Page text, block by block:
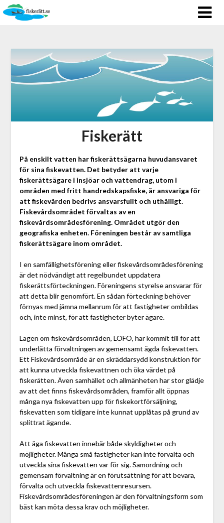
Fiskerätt
På enskilt vatten har fiskerättsägarna huvudansvaret
för sina fiskevatten. Det betyder att varje
fiskerättsägare i insjöar och vattendrag, utom i
områden med fritt handredskapsfiske, är ansvariga för
att fiskevården bedrivs ansvarsfullt och uthålligt.
Fiskevårdsområdet förvaltas av en
fiskevårdsområdesförening. Området utgör den
geografiska enheten. Föreningen består av samtliga
fiskerättsägare inom området.
I en samfällighetsförening eller fiskevårdsområdesförening
är det nödvändigt att regelbundet uppdatera
fiskerättsförteckningen. Föreningens styrelse ansvarar för
att detta blir genomfört. En sådan förteckning behöver
förnyas med jämna mellanrum för att fastigheter ombildas
och, inte minst, för att fastigheter byter ägare.
Lagen om fiskevårdsområden, LOFO, har kommit till för att
underlätta förvaltningen av gemensamt ägda fiskevatten.
Ett Fiskevårdsområde är en skräddarsydd konstruktion för
att kunna utveckla fiskevattnen och öka värdet på
fiskerätten. Även samhället och allmänheten har stor glädje
av att det finns fiskevårdsområden, framför allt öppnas
många nya fiskevatten upp för fiskekortförsäljning,
fiskevatten som tidigare inte kunnat upplåtas på grund av
splittrat ägande.
Att äga fiskevatten innebär både skyldigheter och
möjligheter. Många små fastigheter kan inte förvalta och
utveckla sina fiskevatten var för sig. Samordning och
gemensam förvaltning är en förutsättning för att bevara,
förvalta och utveckla fiskevattenresursen.
Fiskevårdsområdesföreningen är den förvaltningsform som
bäst kan möta dessa krav och möjligheter.